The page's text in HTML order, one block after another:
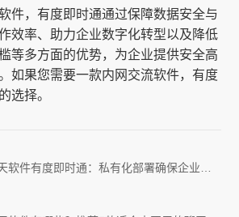
件，有度即时通通过保障数据安全与
效率、助力企业数字化转型以及降低
等多方面的优势，为企业提供安全高
如果您需要一款内网交流软件，有度
选择。
软件有度即时通：私有化部署确保企业内